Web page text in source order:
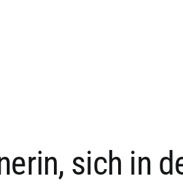
sich in